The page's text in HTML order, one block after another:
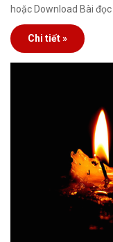
hoặc Download Bài
Chi tiết »